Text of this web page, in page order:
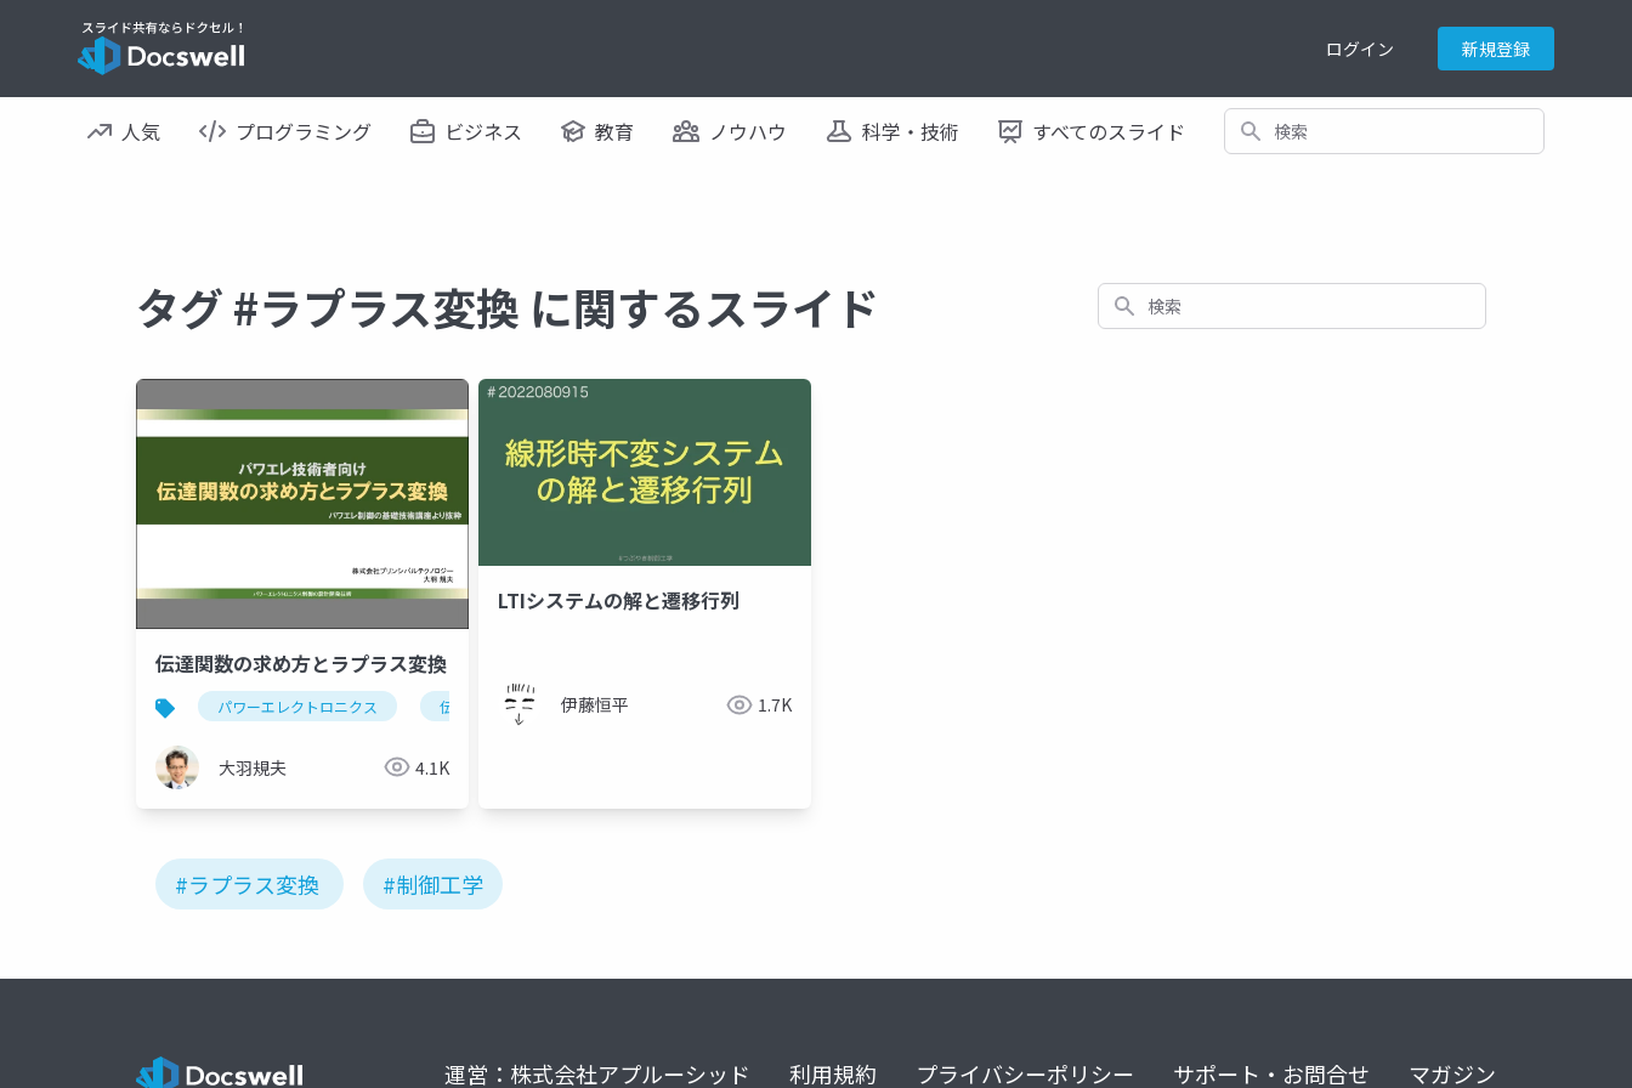
ログイン 新規登録
人気 プログラミング ビジネス 教育 ノウハウ 科学・技術 すべてのスライド 検索
タグ #ラプラス変換 に関するスライド 検索
伝達関数の求め方とラプラス変換
パワーエレクトロニクス 伝達関数 ラプラス変換 一次遅れ
大羽規夫 4.1K
LTIシステムの解と遷移行列
伊藤恒平 1.7K
#ラプラス変換 #制御工学
運営：株式会社アプルーシッド 利用規約 プライバシーポリシー サポート・お問合せ マガジン